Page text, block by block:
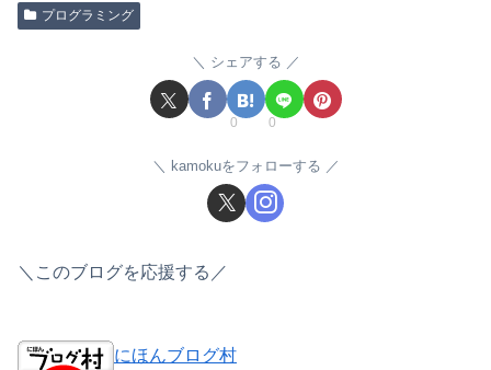
プログラミング
シェアする
0 0
kamokuをフォローする
＼このブログを応援する／
にほんブログ村